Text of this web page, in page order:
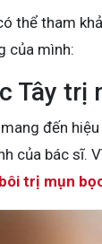
thể tham
của mình:
Tây trị
đến
của bác sĩ.
trị mụn